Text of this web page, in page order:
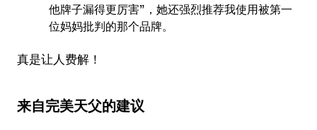
他牌子漏得更厉害”，她还强烈推荐我使用被第一
位妈妈批判的那个品牌。
真是让人费解！
来自完美天父的建议